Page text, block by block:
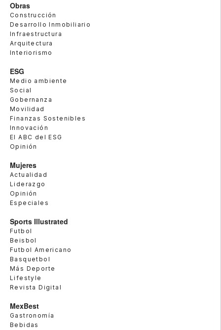
Obras
Construcción
Desarrollo Inmobiliario
Infraestructura
Arquitectura
Interiorismo
ESG
Medio ambiente
Social
Gobernanza
Movilidad
Finanzas Sostenibles
Innovación
El ABC del ESG
Opinión
Mujeres
Actualidad
Liderazgo
Opinión
Especiales
Sports Illustrated
Futbol
Beisbol
Futbol Americano
Basquetbol
Más Deporte
Lifestyle
Revista Digital
MexBest
Gastronomía
Bebidas